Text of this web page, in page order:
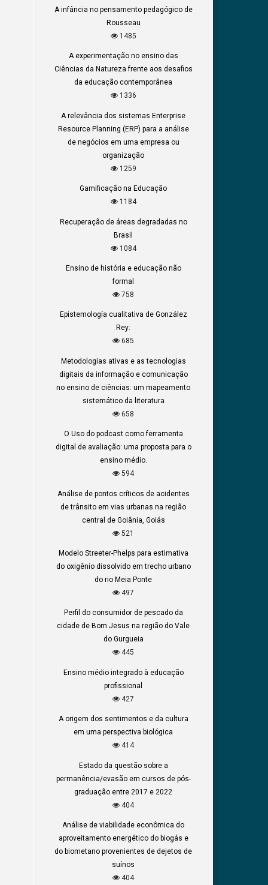
A infância no pensamento pedagógico de
Rousseau
1485
A experimentação no ensino das
Ciências da Natureza frente aos desafios
da educação contemporânea
1336
A relevância dos sistemas Enterprise
Resource Planning (ERP) para a análise
de negócios em uma empresa ou
organização
1259
Gamificação na Educação
1184
Recuperação de áreas degradadas no
Brasil
1084
Ensino de história e educação não
formal
758
Epistemología cualitativa de González
Rey:
685
Metodologias ativas e as tecnologias
digitais da informação e comunicação
no ensino de ciências: um mapeamento
sistemático da literatura
658
O Uso do podcast como ferramenta
digital de avaliação: uma proposta para o
ensino médio.
594
Análise de pontos críticos de acidentes
de trânsito em vias urbanas na região
central de Goiânia, Goiás
521
Modelo Streeter-Phelps para estimativa
do oxigênio dissolvido em trecho urbano
do rio Meia Ponte
497
Perfil do consumidor de pescado da
cidade de Bom Jesus na região do Vale
do Gurgueia
445
Ensino médio integrado à educação
profissional
427
A origem dos sentimentos e da cultura
em uma perspectiva biológica
414
Estado da questão sobre a
permanência/evasão em cursos de pós-
graduação entre 2017 e 2022
404
Análise de viabilidade econômica do
aproveitamento energético do biogás e
do biometano provenientes de dejetos de
suínos
404